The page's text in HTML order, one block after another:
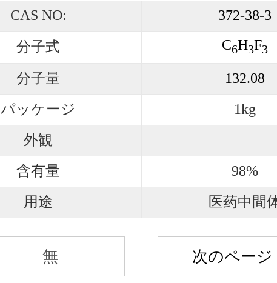
CAS NO:
372-38-3
分子式
C6H3F3
分子量
132.08
パッケージ
1kg
外観
含有量
98%
用途
医药中間
無 次のページ